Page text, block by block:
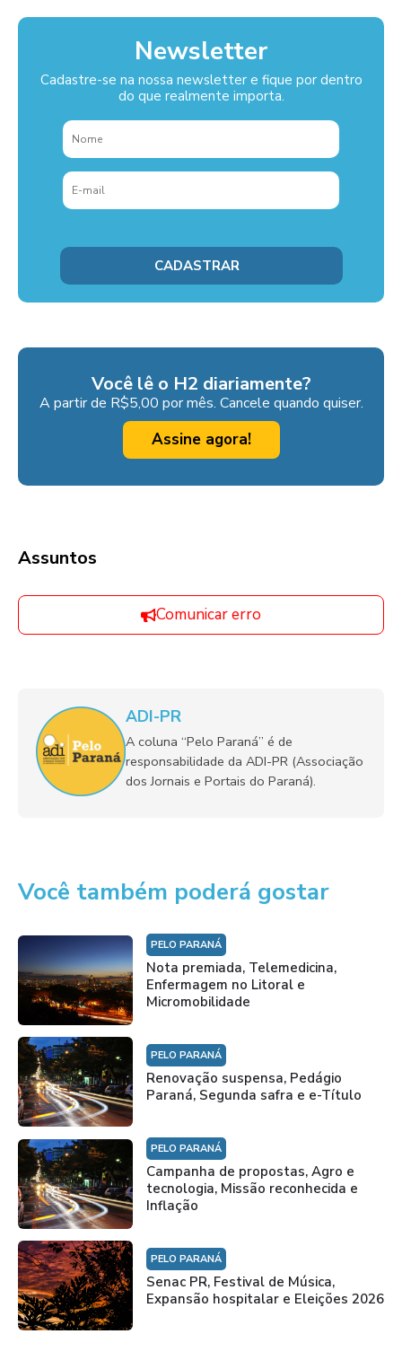
Newsletter
Cadastre-se na nossa newsletter e fique por dentro
do que realmente importa.
Você lê o H2 diariamente?
A partir de R$5,00 por mês. Cancele quando quiser.
Assine agora!
Assuntos
Comunicar erro
ADI-PR
A coluna “Pelo Paraná” é de
responsabilidade da ADI-PR (Associação
dos Jornais e Portais do Paraná).
Você também poderá gostar
PELO PARANÁ
Nota premiada, Telemedicina,
Enfermagem no Litoral e
Micromobilidade
PELO PARANÁ
Renovação suspensa, Pedágio
Paraná, Segunda safra e e-Título
PELO PARANÁ
Campanha de propostas, Agro e
tecnologia, Missão reconhecida e
Inflação
PELO PARANÁ
Senac PR, Festival de Música,
Expansão hospitalar e Eleições 2026